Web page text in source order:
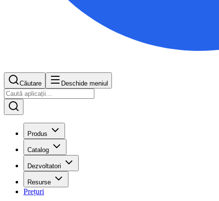
Căutare Deschide meniul
Produs
Catalog
Dezvoltatori
Resurse
Prețuri